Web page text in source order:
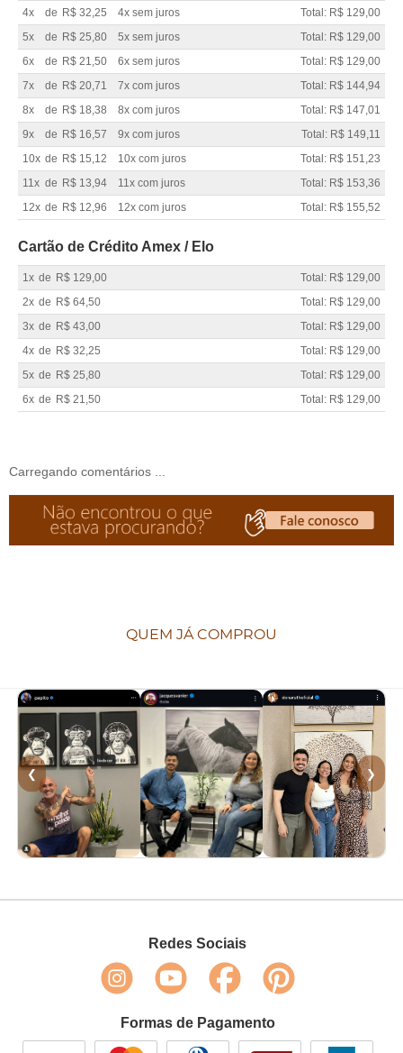
4x
de R$ 32,25 4x sem juros
Total: R$ 129,00
5x
de R$ 25,80 5x sem juros
Total: R$ 129,00
6x
de R$ 21,50 6x sem juros
Total: R$ 129,00
7x
de R$ 20,71 7x com juros
Total: R$ 144,94
8x
de R$ 18,38 8x com juros
Total: R$ 147,01
9x
de R$ 16,57 9x com juros
Total: R$ 149,11
10x de R$ 15,12 10x com juros
Total: R$ 151,23
11x de R$ 13,94 11x com juros
Total: R$ 153,36
12x de R$ 12,96 12x com juros Total: R$ 155,52
Cartão de Crédito Amex / Elo
1x de R$ 129,00
Total: R$ 129,00
2x de R$ 64,50
Total: R$ 129,00
3x de R$ 43,00
Total: R$ 129,00
4x de R$ 32,25
Total: R$ 129,00
5x de R$ 25,80
Total: R$ 129,00
6x de R$ 21,50 Total: R$ 129,00
Carregando comentários ...
QUEM JÁ COMPROU
❮ ❯
Redes Sociais
Formas de Pagamento